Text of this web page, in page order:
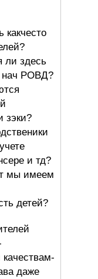
какчесто
ли здесь
нач РОВД?
зэки?
и тд?
мы имеем
детей?
даже